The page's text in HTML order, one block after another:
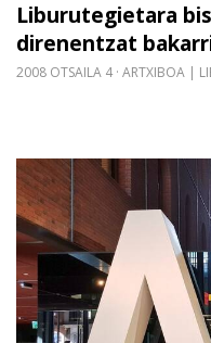
Liburutegietara
direnentzat
2008 OTSAILA 4 ARTXIBOA |
Gehiago irakurri: